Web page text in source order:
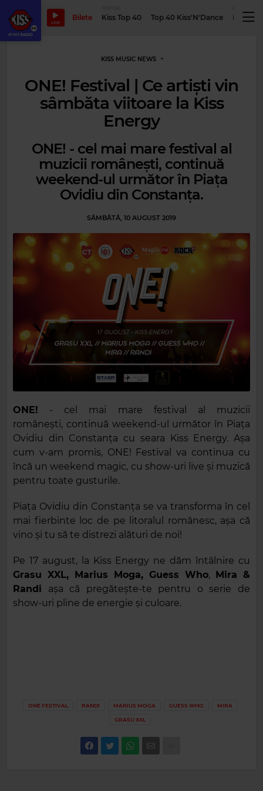
LIVE
Bilete Kiss Top 40 Top 40 Kiss'N'Dance
KISS MUSIC NEWS
ONE! Festival | Ce artiști vin
sâmbăta viitoare la Kiss
Energy
ONE! - cel mai mare festival al
muzicii românești, continuă
weekend-ul următor în Piața
Ovidiu din Constanța.
SÂMBĂTĂ, 10 AUGUST 2019
ONE! - cel mai mare festival al muzicii
românești, continuă weekend-ul următor în Piața
Ovidiu din Constanța cu seara Kiss Energy. Așa
cum v-am promis, ONE! Festival va continua cu
încă un weekend magic, cu show-uri live și muzică
pentru toate gusturile.
Piața Ovidiu din Constanța se va transforma în cel
mai fierbinte loc de pe litoralul românesc, așa că
vino și tu să te distrezi alături de noi!
Pe 17 august, la Kiss Energy ne dăm întâlnire cu
Grasu XXL, Marius Moga, Guess Who,
Mira &
Randi așa că pregătește-te pentru o serie de
show-uri pline de energie și culoare.
ONE FESTIVAL RANDI MARIUS MOGA GUESS WHO MIRA
GRASU XXL